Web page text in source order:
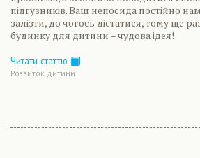
підгузників. Ваш непосида постійно
залізти, до чогось дістатися, тому ще
будинку для дитини – чудова ідея!
Читати статтю
Розвиток дитини